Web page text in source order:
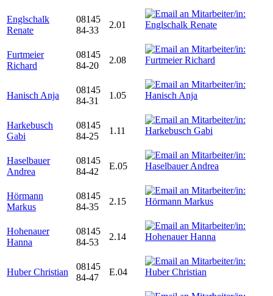
Englschalk
Renate
08145
84-33
2.01
Furtmeier
Richard
08145
84-20
2.08
Hanisch Anja
08145
84-31
1.05
Harkebusch
Gabi
08145
84-25
1.11
Haselbauer
Andrea
08145
84-42
E.05
Hörmann
Markus
08145
84-35
2.15
Hohenauer
Hanna
08145
84-53
2.14
Huber Christian
08145
84-47
E.04